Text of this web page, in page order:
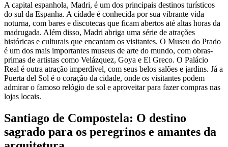
A capital espanhola, Madri, é um dos principais destinos turísticos
do sul da Espanha. A cidade é conhecida por sua vibrante vida
noturna, com bares e discotecas que ficam abertos até altas horas da
madrugada. Além disso, Madri abriga uma série de atrações
históricas e culturais que encantam os visitantes. O Museu do Prado
é um dos mais importantes museus de arte do mundo, com obras-
primas de artistas como Velázquez, Goya e El Greco. O Palácio
Real é outra atração imperdível, com seus belos salões e jardins. Já a
Puerta del Sol é o coração da cidade, onde os visitantes podem
admirar o famoso relógio de sol e aproveitar para fazer compras nas
lojas locais.
Santiago de Compostela: O destino
sagrado para os peregrinos e amantes da